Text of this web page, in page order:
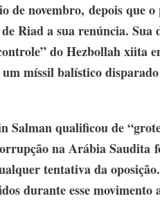
de novembro, depois que
Riad a sua renúncia. Sua
do Hezbollah xiita
míssil balístico
qualificou de
na Arábia Saudita
tentativa da
durante esse movimento